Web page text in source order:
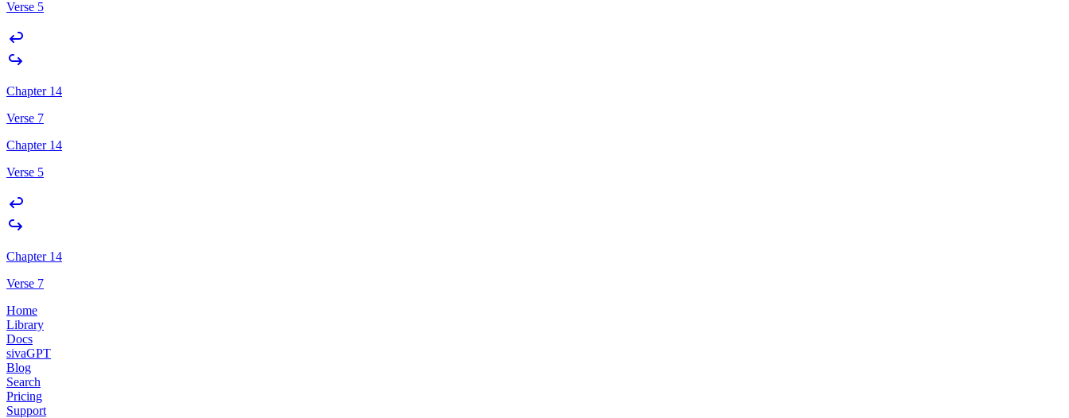
Verse 5
Chapter 14
Verse 7
Chapter 14
Verse 5
Chapter 14
Verse 7
Home
Library
Docs
sivaGPT
Blog
Search
Pricing
Support